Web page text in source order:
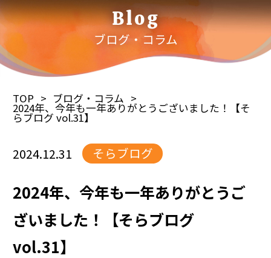
Blog
ブログ・コラム
TOP ブログ・コラム
2024年、今年も一年ありがとうございました！【そ
らブログ vol.31】
2024.12.31 そらブログ
2024年、今年も一年ありがとうご
ざいました！【そらブログ
vol.31】